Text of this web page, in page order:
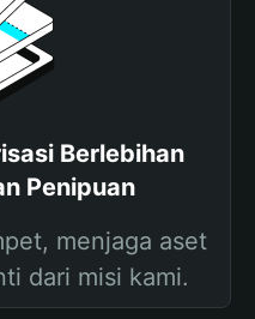
Berlebihan
Penipuan
menjaga aset
dari misi kami.